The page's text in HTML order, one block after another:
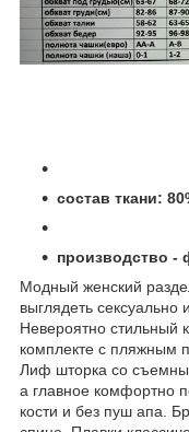
состав ткани:
производство -
Модный женский
выглядеть
Невероятно стильный
комплекте с пляжным
Лиф шторка со
а главное комфортно
кости и без пуш апа.